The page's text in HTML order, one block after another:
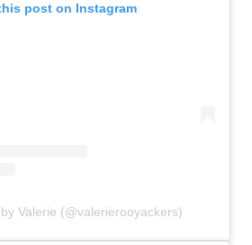
post on Instagram
Valerie (@valerierooyackers)